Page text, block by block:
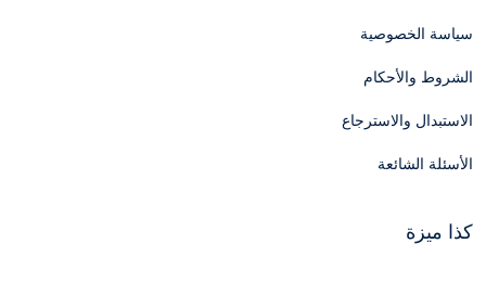
سياسة الخصوصية
الشروط والأحكام
الاستبدال والاسترجاع
الأسئلة الشائعة
كذا ميزة